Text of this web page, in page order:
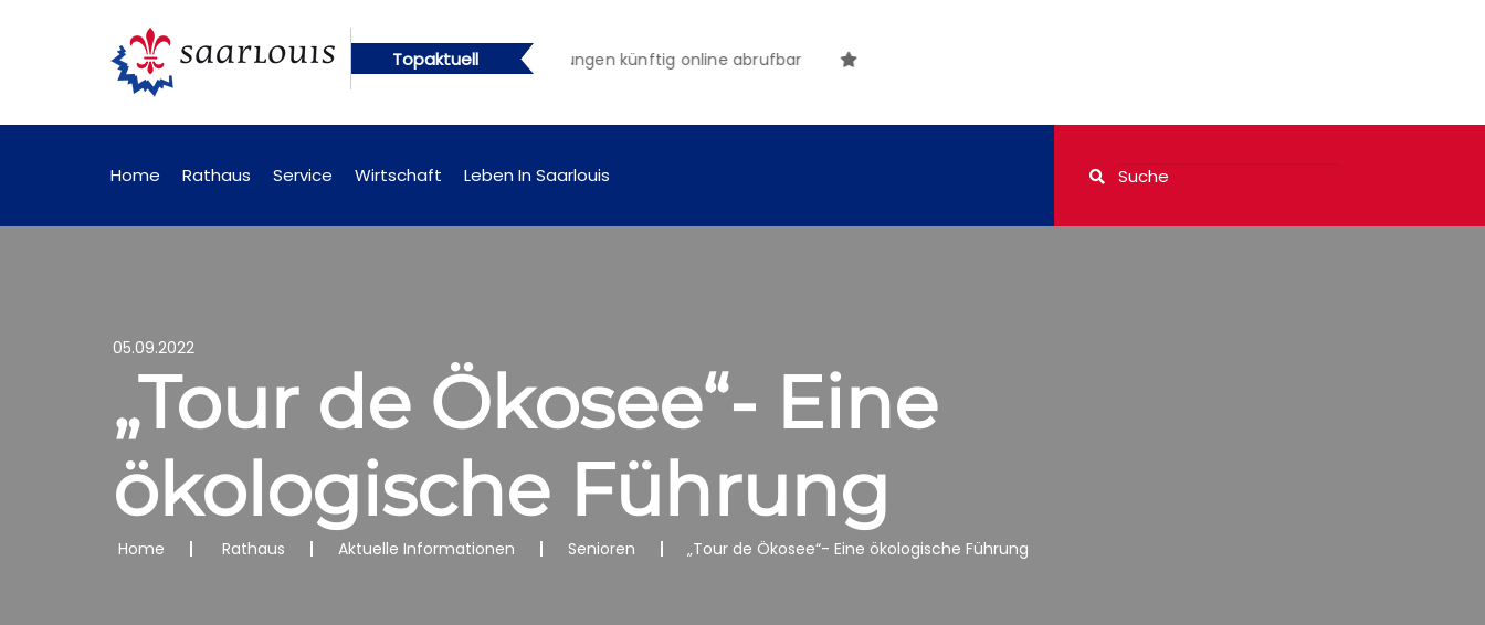
Topaktuell
künftig online abrufbar Öffentliche Bekanntmachungen künftig online abrufbar
Home Rathaus Service Wirtschaft Leben In Saarlouis
05.09.2022
„Tour de Ökosee“- Eine
ökologische Führung
Home Rathaus Aktuelle Informationen Senioren „Tour de Ökosee“- Eine ökologische Führung